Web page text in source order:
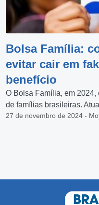
Bolsa Família:
evitar cair em
benefício
O Bolsa Família, em
de famílias brasileiras.
27 de novembro de 2024 -